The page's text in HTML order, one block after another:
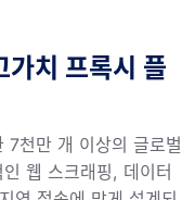
가치 프록시 플
7천만 개 이상의 글로벌
웹 스크래핑, 데이터